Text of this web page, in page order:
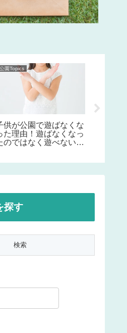
公園Topics
供が公園で遊ばなくな
た理由！遊ばなくなっ
のではなく遊べない！
探す